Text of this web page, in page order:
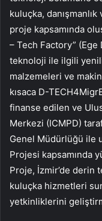
kuluçka,
proje kapsamında
– Tech Factory”
teknoloji ile ilgili
malzemeleri ve
kısaca D-
finanse edilen ve
Merkezi (ICMPD)
Genel Müdürlüğü ile
Projesi kapsamında
Proje, İzmir’de
kuluçka hizmetleri
yetkinliklerini